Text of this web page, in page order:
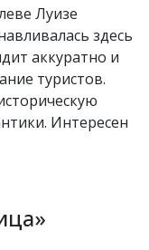
Луизе
здесь
аккуратно и
туристов.
Интересен